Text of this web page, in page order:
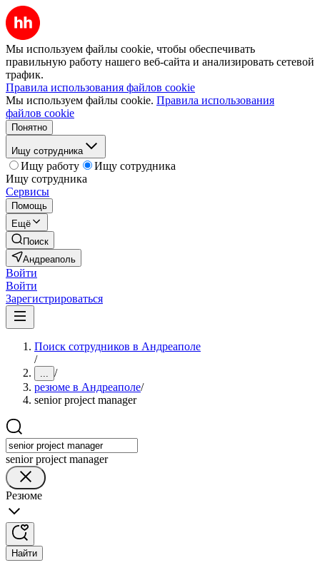
Мы используем файлы cookie, чтобы обеспечивать
правильную работу нашего веб-сайта и анализировать сетевой
трафик.
Правила использования файлов cookie
Мы используем файлы cookie. Правила использования
файлов cookie
Понятно
Ищу сотрудника
Ищу работу
Ищу сотрудника
Ищу сотрудника
Сервисы
Помощь
Ещё
Поиск
Андреаполь
Войти
Войти
Зарегистрироваться
Поиск сотрудников в Андреаполе
/
... /
резюме в Андреаполе/
senior project manager
senior project manager
Резюме
Найти